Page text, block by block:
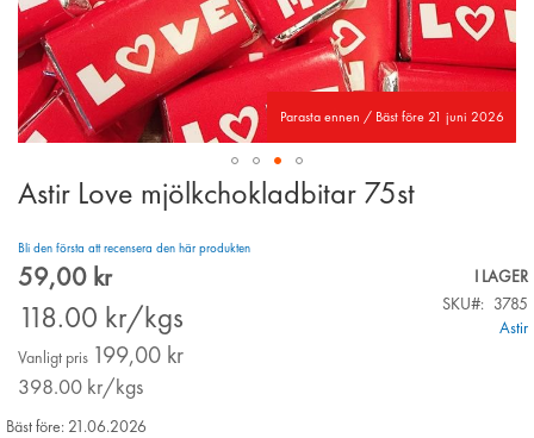
Parasta ennen / Bäst före 21 juni 2026
Skip
of
the
images
gallery
Astir Love mjölkchokladbitar 75st
Bli den första att recensera den här produkten
Special
59,00 kr
118.00 kr/kgs
Vanligt pris 199,00 kr
398.00 kr/kgs
I LAGER
SKU
3785
Astir
Bäst före: 21.06.2026